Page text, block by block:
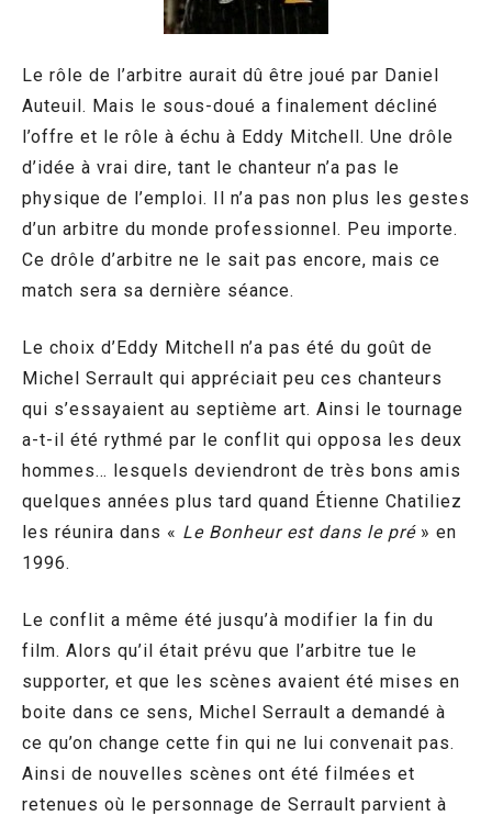
Le rôle de l’arbitre aurait dû être joué par Daniel
Auteuil. Mais le sous-doué a finalement décliné
l’offre et le rôle à échu à Eddy Mitchell. Une drôle
d’idée à vrai dire, tant le chanteur n’a pas le
physique de l’emploi. Il n’a pas non plus les gestes
d’un arbitre du monde professionnel. Peu importe.
Ce drôle d’arbitre ne le sait pas encore, mais ce
match sera sa dernière séance.
Le choix d’Eddy Mitchell n’a pas été du goût de
Michel Serrault qui appréciait peu ces chanteurs
qui s’essayaient au septième art. Ainsi le tournage
a-t-il été rythmé par le conflit qui opposa les deux
hommes… lesquels deviendront de très bons amis
quelques années plus tard quand Étienne Chatiliez
les réunira dans « Le Bonheur est dans le pré» en
1996.
Le conflit a même été jusqu’à modifier la fin du
film. Alors qu’il était prévu que l’arbitre tue le
supporter, et que les scènes avaient été mises en
boite dans ce sens, Michel Serrault a demandé à
ce qu’on change cette fin qui ne lui convenait pas.
Ainsi de nouvelles scènes ont été filmées et
retenues où le personnage de Serrault parvient à